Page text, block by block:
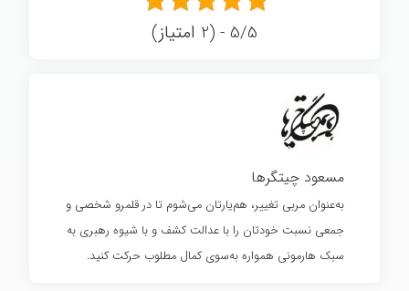
5/5 - (2 امتیاز)
مسعود چیتگرها
به‌عنوان مربی تغییر، هم‌یارتان می‌شوم تا در قلمرو شخصی و
جمعی نسبت خودتان را با عدالت کشف و با شیوه رهبری به
سبک هارمونی همواره به‌سوی کمال مطلوب حرکت کنید.